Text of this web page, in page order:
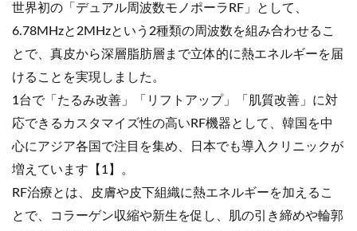
世界初の「デュアル周波数モノポーラRF」として、
6.78MHzと2MHzという2種類の周波数を組み合わせるこ
とで、真皮から深層脂肪層まで立体的に熱エネルギーを届
けることを実現しました。
1台で「たるみ改善」「リフトアップ」「肌質改善」に対
応できるカスタマイズ性の高いRF機器として、韓国を中
心にアジア各国で注目を集め、日本でも導入クリニックが
増えています【1】。
RF治療とは、皮膚や皮下組織に熱エネルギーを加えるこ
とで、コラーゲン収縮や新生を促し、肌の引き締めや輪郭